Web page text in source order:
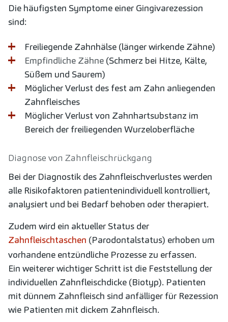
Die häufigsten Symptome einer Gingivarezession
sind:
Freiliegende Zahnhälse (länger wirkende Zähne)
Empfindliche Zähne (Schmerz bei Hitze, Kälte,
Süßem und Saurem)
Möglicher Verlust des fest am Zahn anliegenden
Zahnfleisches
Möglicher Verlust von Zahnhartsubstanz im
Bereich der freiliegenden Wurzeloberfläche
Diagnose von Zahnfleischrückgang
Bei der Diagnostik des Zahnfleischverlustes werden
alle Risikofaktoren patientenindividuell kontrolliert,
analysiert und bei Bedarf behoben oder therapiert.
Zudem wird ein aktueller Status der
Zahnfleischtaschen (Parodontalstatus) erhoben um
vorhandene entzündliche Prozesse zu erfassen.
Ein weiterer wichtiger Schritt ist die Feststellung der
individuellen Zahnfleischdicke (Biotyp). Patienten
mit dünnem Zahnfleisch sind anfälliger für Rezession
wie Patienten mit dickem Zahnfleisch.